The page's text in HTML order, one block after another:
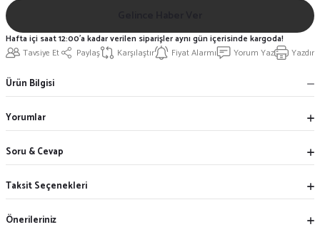
Tavsiye Et Paylaş Karşılaştır Fiyat Alarmı Yorum Yaz Yazdır
Hafta içi saat 12:00'a kadar verilen siparişler aynı gün içerisinde kargoda!
Ürün Bilgisi
Yorumlar
Soru & Cevap
Taksit Seçenekleri
Önerileriniz